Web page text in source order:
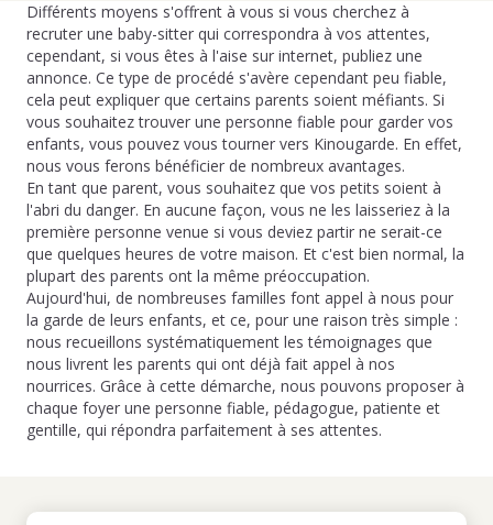
Différents moyens s'offrent à vous si vous cherchez à
recruter une baby-sitter qui correspondra à vos attentes,
cependant, si vous êtes à l'aise sur internet, publiez une
annonce. Ce type de procédé s'avère cependant peu fiable,
cela peut expliquer que certains parents soient méfiants. Si
vous souhaitez trouver une personne fiable pour garder vos
enfants, vous pouvez vous tourner vers Kinougarde. En effet,
nous vous ferons bénéficier de nombreux avantages.
En tant que parent, vous souhaitez que vos petits soient à
l'abri du danger. En aucune façon, vous ne les laisseriez à la
première personne venue si vous deviez partir ne serait-ce
que quelques heures de votre maison. Et c'est bien normal, la
plupart des parents ont la même préoccupation.
Aujourd'hui, de nombreuses familles font appel à nous pour
la garde de leurs enfants, et ce, pour une raison très simple :
nous recueillons systématiquement les témoignages que
nous livrent les parents qui ont déjà fait appel à nos
nourrices. Grâce à cette démarche, nous pouvons proposer à
chaque foyer une personne fiable, pédagogue, patiente et
gentille, qui répondra parfaitement à ses attentes.